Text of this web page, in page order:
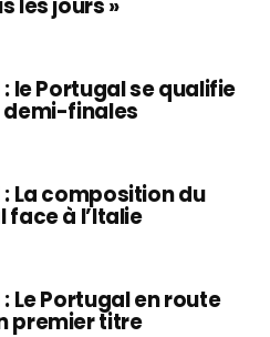
les jours »
: le Portugal se qualifie
demi-finales
: La composition du
face à l’Italie
: Le Portugal en route
premier titre